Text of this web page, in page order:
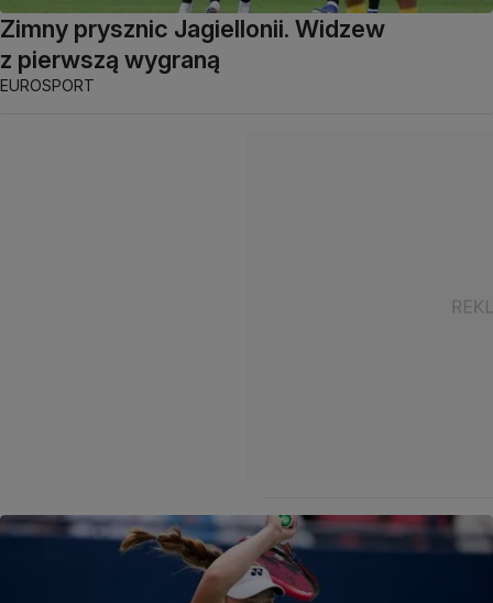
Zimny prysznic Jagiellonii. Widzew
z pierwszą wygraną
EUROSPORT